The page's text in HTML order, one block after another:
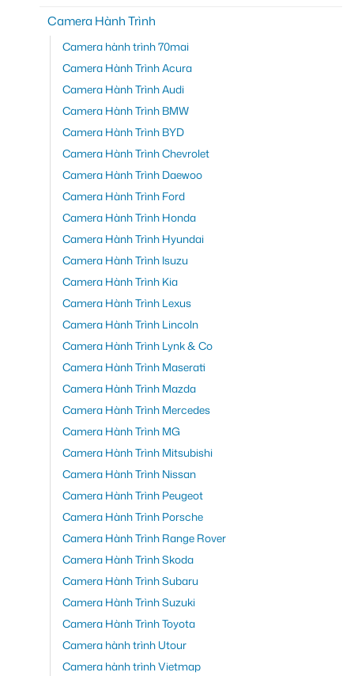
Camera Hành Trình
Camera hành trình 70mai
Camera Hành Trình Acura
Camera Hành Trình Audi
Camera Hành Trình BMW
Camera Hành Trình BYD
Camera Hành Trình Chevrolet
Camera Hành Trình Daewoo
Camera Hành Trình Ford
Camera Hành Trình Honda
Camera Hành Trình Hyundai
Camera Hành Trình Isuzu
Camera Hành Trình Kia
Camera Hành Trình Lexus
Camera Hành Trình Lincoln
Camera Hành Trình Lynk & Co
Camera Hành Trình Maserati
Camera Hành Trình Mazda
Camera Hành Trình Mercedes
Camera Hành Trình MG
Camera Hành Trình Mitsubishi
Camera Hành Trình Nissan
Camera Hành Trình Peugeot
Camera Hành Trình Porsche
Camera Hành Trình Range Rover
Camera Hành Trình Skoda
Camera Hành Trình Subaru
Camera Hành Trình Suzuki
Camera Hành Trình Toyota
Camera hành trình Utour
Camera hành trình Vietmap